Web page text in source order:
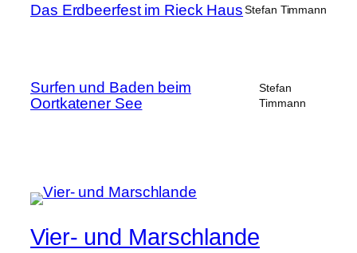
Das Erdbeerfest im Rieck Haus Stefan Timmann
Surfen und Baden beim
Oortkatener See
Stefan
Timmann
Vier- und Marschlande